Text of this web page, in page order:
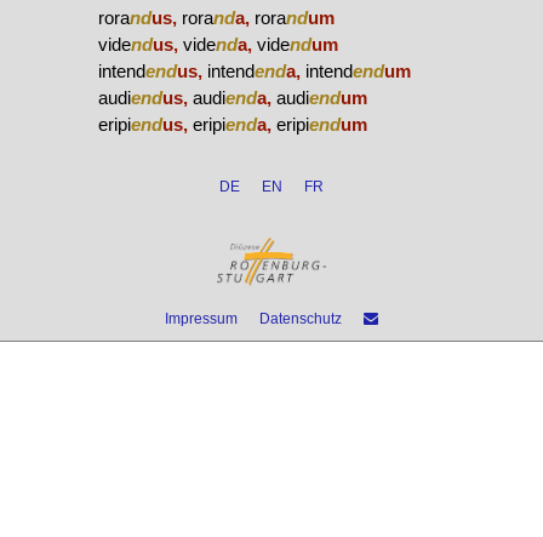
rorandus,roranda,rorandum
videndus,videnda,videndum
intendendus,intendenda,intendendum
audiendus,audienda,audiendum
eripiendus,eripienda,eripiendum
DE EN FR
Impressum Datenschutz